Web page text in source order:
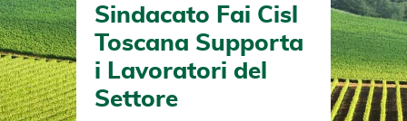
Sindacato Fai Cisl
Toscana Supporta
i Lavoratori del
Settore